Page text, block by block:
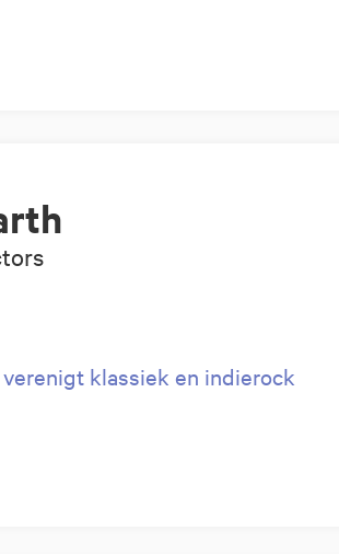
klassiek en indierock